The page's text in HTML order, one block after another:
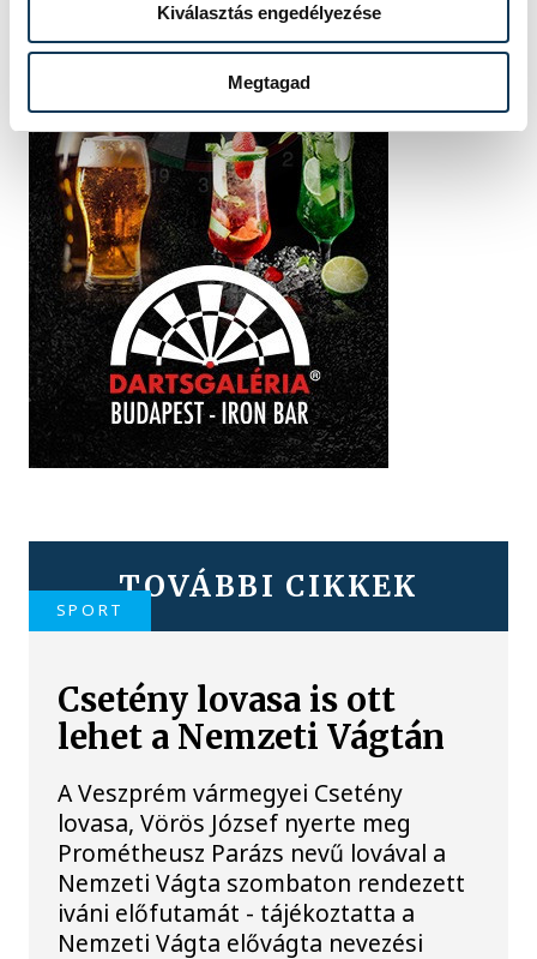
Kiválasztás engedélyezése
Megtagad
TOVÁBBI CIKKEK
SPORT
Csetény lovasa is ott
lehet a Nemzeti Vágtán
A Veszprém vármegyei Csetény
lovasa, Vörös József nyerte meg
Prométheusz Parázs nevű lovával a
Nemzeti Vágta szombaton rendezett
iváni előfutamát - tájékoztatta a
Nemzeti Vágta elővágta nevezési